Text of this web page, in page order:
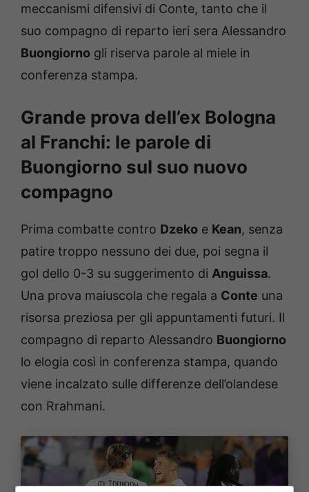
meccanismi difensivi di Conte, tanto che il
suo compagno di reparto ieri sera Alessandro
Buongiorno gli riserva parole al miele in
conferenza stampa.
Grande prova dell’ex Bologna
al Franchi: le parole di
Buongiorno sul suo nuovo
compagno
Prima combatte contro Dzeko e Kean, senza
patire troppo nessuno dei due, poi segna il
gol dello 0-3 su suggerimento di Anguissa.
Una prova maiuscola che regala a Conte una
risorsa preziosa per gli appuntamenti futuri. Il
compagno di reparto Alessandro Buongiorno
lo elogia così in conferenza stampa, quando
viene incalzato sulle differenze dell’olandese
con Rrahmani.